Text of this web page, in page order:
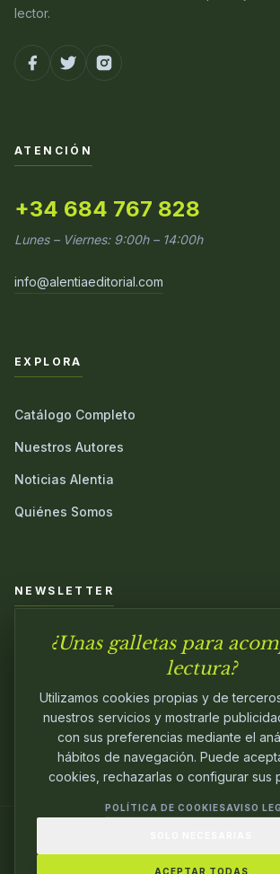
lector.
ATENCIÓN
+34 684 767 828
Lunes – Viernes: 9:00h – 14:00h
info@alentiaeditorial.com
EXPLORA
Catálogo Completo
Nuestros Autores
Noticias Alentia
Quiénes Somos
NEWSLETTER
Únete a nuestra comunidad y sé el primero
PASIÓN.
¿Unas galletas para
lectura?
Utilizamos cookies propias y de
nuestros servicios y mostrarle
con sus preferencias mediante el
hábitos de navegación. Puede
cookies, rechazarlas o configurar sus
POLÍTICA DE COOKIESAVISO
ACEPTAR TODAS